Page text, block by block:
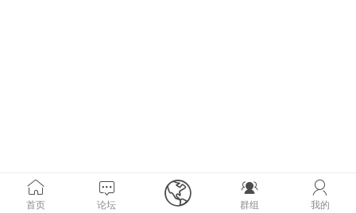

首页

论坛  
群组

我的